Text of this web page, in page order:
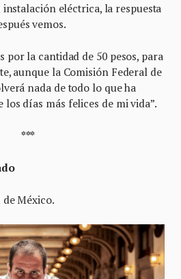
eléctrica, la respuesta
vemos.
por la cantidad de 50 pesos, para
aunque la Comisión Federal de
nada de todo lo que ha
los días más felices de mi vida”.
***
México.